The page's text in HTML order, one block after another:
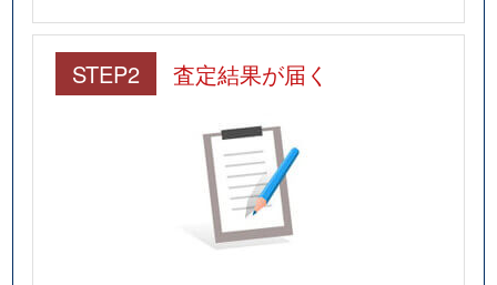
STEP2 査定結果が届く